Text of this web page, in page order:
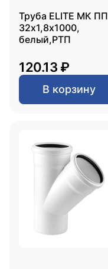
Труба ELITE МК ПП
32х1,8х1000,
белый,РТП
120.13 ₽
В корзину